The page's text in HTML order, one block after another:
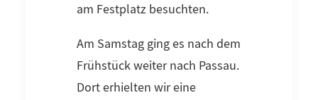
am Festplatz besuchten.
Am Samstag ging es nach dem
Frühstück weiter nach Passau.
Dort erhielten wir eine